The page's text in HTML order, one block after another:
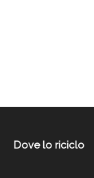
Dove lo riciclo